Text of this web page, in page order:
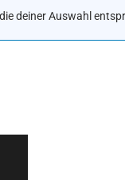
deiner Auswahl